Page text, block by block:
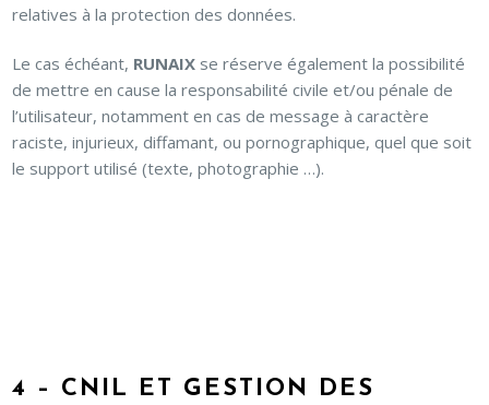
relatives à la protection des données.
Le cas échéant, RUNAIX se réserve également la possibilité
de mettre en cause la responsabilité civile et/ou pénale de
l’utilisateur, notamment en cas de message à caractère
raciste, injurieux, diffamant, ou pornographique, quel que soit
le support utilisé (texte, photographie …).
4 – CNIL ET GESTION DES